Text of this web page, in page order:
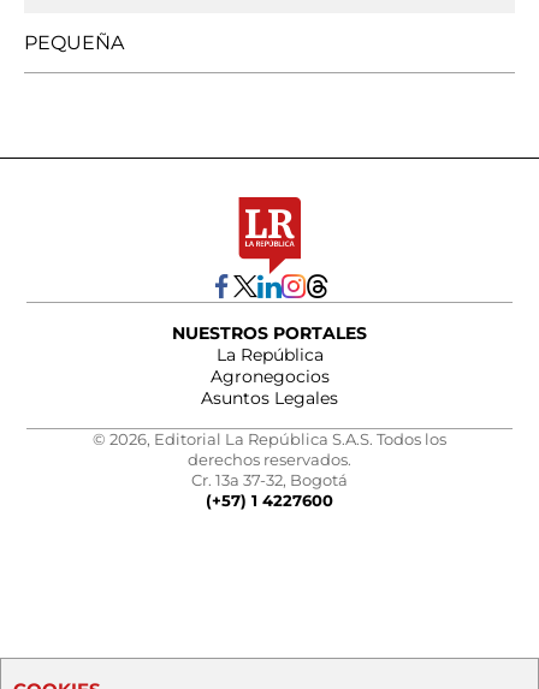
PEQUEÑA
NUESTROS PORTALES
La República
Agronegocios
Asuntos Legales
© 2026, Editorial La República S.A.S. Todos los
derechos reservados.
Cr. 13a 37-32, Bogotá
(+57) 1 4227600